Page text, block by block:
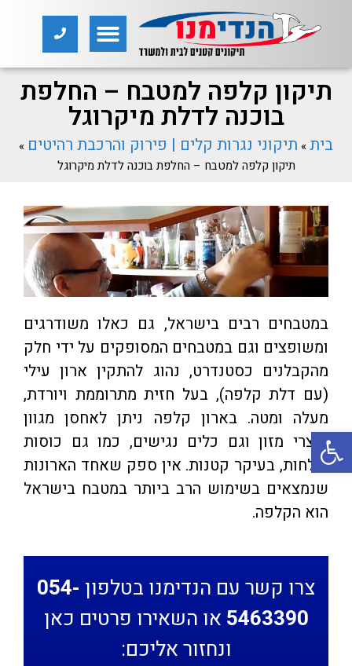
פתח סרגל נגישות
תיקון קלפה למטבח – החלפת
בוכנה לדלת מיקרוגל
בית» תיקוני נגרות קלים | פירוק והרכבת רהיטים »
תיקון קלפה למטבח – החלפת בוכנה לדלת מיקרוגל
במטבחים רבים בישראל, גם כאלו משודרגים
ומשופצים וגם במטבחים המסופקים על ידי חלק
מהקבלנים כסטנדרט, נהוג להתקין ארון עילי
(עם דלת קלפה), בעל חזית מתרוממת ויורדת,
מעלה ומטה. בארון קלפה ניתן לאחסן מגוון
מוצרי מזון וגם כלים נגישים, כמו גם כוסות
וצלחות, בעיקר קטנות. אין ספק שאחד הארונות
שנמצאים בשימוש הרב ביותר במטבח בישראל
הוא הקלפה.
צרו קשר עם הנדימנו בטלפון 054-
5463390 או השאירו פרטים כאן
ונחזור אליכם: